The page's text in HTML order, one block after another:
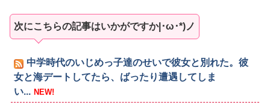
次にこちらの記事はいかがですか|･ω･*)ノ
中学時代のいじめっ子達のせいで彼女と別れた。彼
女と海デートしてたら、ばったり遭遇してしま
い... NEW!